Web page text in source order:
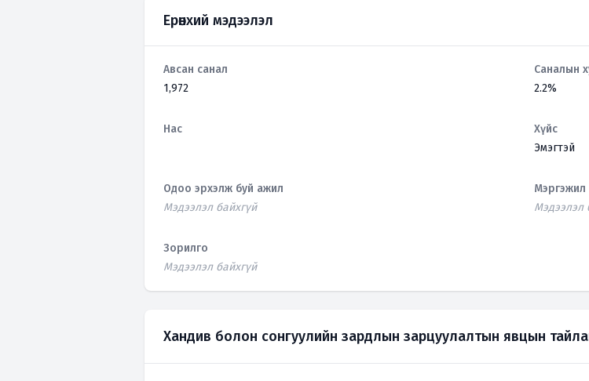
Ерөнхий мэдээлэл
Авсан санал
1,972
Саналын
2.2%
Нас
Хүйс
Эмэгтэй
Одоо эрхэлж буй ажил
Мэдээлэл байхгүй
Мэргэжил
Мэдээлэл
Зорилго
Мэдээлэл байхгүй
Хандив болон сонгуулийн зардлын зарцуулалтын явцын